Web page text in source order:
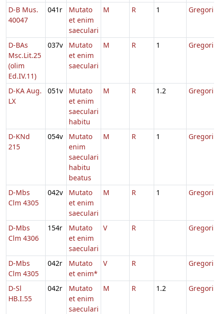
D-B Mus.
40047
041r
Mutato
et enim
saeculari
M R 1 Gregorii
D-BAs
Msc.Lit.25
(olim
Ed.IV.11)
037v
Mutato
et enim
saeculari
M R 1 Gregorii
D-KA Aug.
LX
051v
Mutato
et enim
saeculari
habitu
M R 1.2 Gregorii
D-KNd
215
054v
Mutato
enim
saeculari
habitu
beatus
M R 1 Gregorii
D-Mbs
Clm 4305
042v
Mutato
et enim
saeculari
M R 1 Gregorii
D-Mbs
Clm 4306
154r
Mutato
et enim
saeculari
V R Gregorii
D-Mbs
Clm 4305
042r
Mutato
et enim*
V R Gregorii
D-Sl
HB.I.55
042r
Mutato
et enim
saeculari
M R 1.2 Gregorii